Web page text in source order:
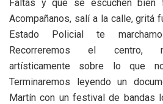
Faltas y que se escuchen bien
Acompañanos, salí a la calle, gritá
Estado Policial te
Recorreremos el centro,
artísticamente sobre lo que
Terminaremos leyendo un
Martín con un festival de bandas